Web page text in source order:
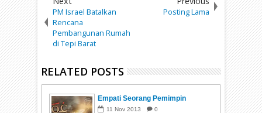
PM Israel Batalkan
Rencana
Pembangunan Rumah
di Tepi Barat
Posting Lama
RELATED POSTS
Empati Seorang Pemimpin
11 Nov 2013 0